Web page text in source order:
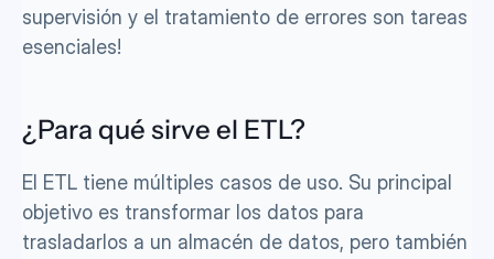
supervisión y el tratamiento de errores son tareas
esenciales!
¿Para qué sirve el ETL?
El ETL tiene múltiples casos de uso. Su principal
objetivo es transformar los datos para
trasladarlos a un almacén de datos, pero también